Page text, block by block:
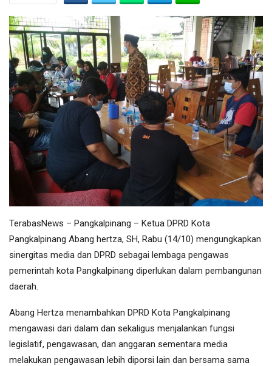
TerabasNews – Pangkalpinang – Ketua DPRD Kota
Pangkalpinang Abang hertza, SH, Rabu (14/10) mengungkapkan
sinergitas media dan DPRD sebagai lembaga pengawas
pemerintah kota Pangkalpinang diperlukan dalam pembangunan
daerah.
Abang Hertza menambahkan DPRD Kota Pangkalpinang
mengawasi dari dalam dan sekaligus menjalankan fungsi
legislatif, pengawasan, dan anggaran sementara media
melakukan pengawasan lebih diporsi lain dan bersama sama